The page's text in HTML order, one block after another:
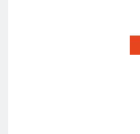
من الوزير